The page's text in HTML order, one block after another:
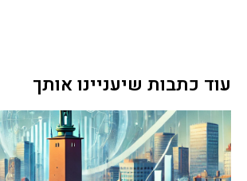
עוד כתבות שיעניינו אותך